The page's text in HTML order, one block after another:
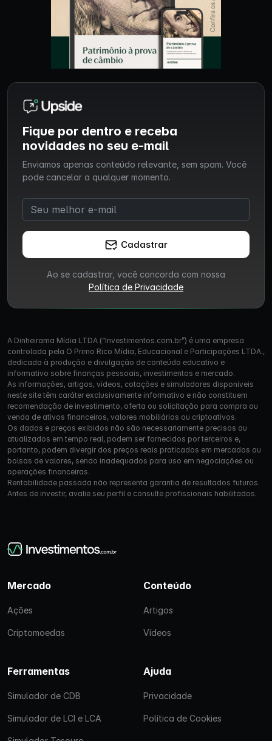
Fique por dentro e receba
novidades no seu e-mail
Enviamos apenas conteúdo relevante, sem spam. Você
pode cancelar a qualquer momento.
Cadastrar
Ao se cadastrar, você concorda com nossa
Política de Privacidade
A Dinheirama Mídia LTDA (“Investimentos.com.br”) é uma empresa
controlada pela O Primo Rico Mídia, Educacional e Participações LTDA.,
dedicada à produção e divulgação de conteúdo educativo e
informativo sobre finanças pessoais, investimentos e mercado.
As informações, artigos, vídeos, cotações e simuladores disponíveis
neste site têm caráter exclusivamente informativo e não constituem
recomendação de investimento, oferta ou solicitação para compra ou
venda de ativos financeiros, valores mobiliários ou criptoativos.
Os dados e preços exibidos não são necessariamente precisos ou
atualizados em tempo real, podem ser fornecidos por terceiros e,
portanto, podem divergir dos preços reais praticados em mercados ou
bolsas de valores, sendo inadequados para uso em negociações ou
operações financeiras.
Rentabilidade passada não representa garantia de resultados futuros.
Antes de investir, avalie seu perfil e consulte profissionais habilitados.
Mercado
Ações
Criptomoedas
Conteúdo
Artigos
Vídeos
Ferramentas
Simulador de CDB
Simulador de LCI e LCA
Ajuda
Privacidade
Política de Cookies